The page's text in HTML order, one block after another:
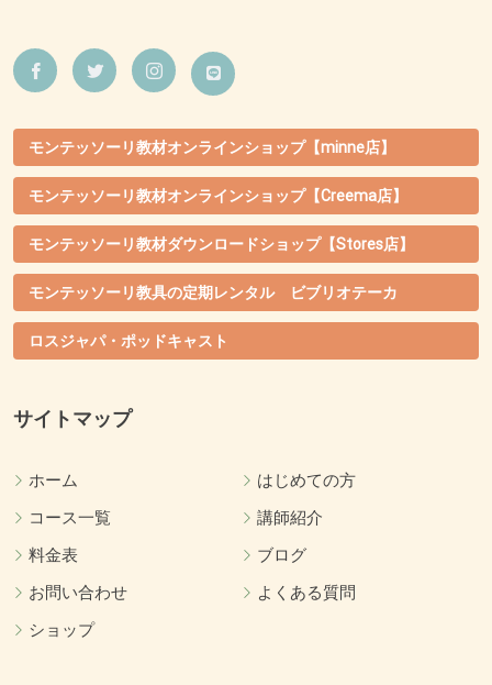
モンテッソーリ教材オンラインショップ【minne店】
モンテッソーリ教材オンラインショップ【Creema店】
モンテッソーリ教材ダウンロードショップ【Stores店】
モンテッソーリ教具の定期レンタル ビブリオテーカ
ロスジャパ・ポッドキャスト
サイトマップ
ホーム
はじめての方
コース一覧
講師紹介
料金表
ブログ
お問い合わせ
よくある質問
ショップ